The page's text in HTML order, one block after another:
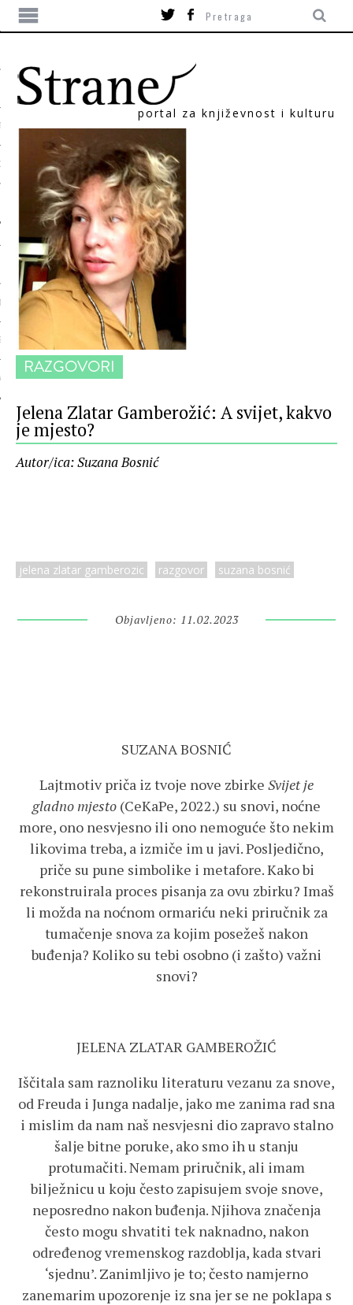
portal za književnost i kulturu
RAZGOVORI
Jelena Zlatar Gamberožić: A svijet, kakvo
je mjesto?
Autor/ica: Suzana Bosnić
jelena zlatar gamberozic razgovor suzana bosnić
Objavljeno: 11.02.2023
SUZANA BOSNIĆ
Lajtmotiv priča iz tvoje nove zbirke Svijet je
gladno mjesto (CeKaPe, 2022.) su snovi, noćne
more, ono nesvjesno ili ono nemoguće što nekim
likovima treba, a izmiče im u javi. Posljedično,
priče su pune simbolike i metafore. Kako bi
rekonstruirala proces pisanja za ovu zbirku? Imaš
li možda na noćnom ormariću neki priručnik za
tumačenje snova za kojim posežeš nakon
buđenja? Koliko su tebi osobno (i zašto) važni
snovi?
JELENA ZLATAR GAMBEROŽIĆ
Iščitala sam raznoliku literaturu vezanu za snove,
od Freuda i Junga nadalje, jako me zanima rad sna
i mislim da nam naš nesvjesni dio zapravo stalno
šalje bitne poruke, ako smo ih u stanju
protumačiti. Nemam priručnik, ali imam
bilježnicu u koju često zapisujem svoje snove,
neposredno nakon buđenja. Njihova značenja
često mogu shvatiti tek naknadno, nakon
određenog vremenskog razdoblja, kada stvari
‘sjednu’. Zanimljivo je to; često namjerno
zanemarim upozorenje iz sna jer se ne poklapa s